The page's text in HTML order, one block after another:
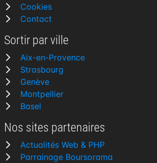
Cookies
Contact
Sortir par ville
Aix-en-Provence
Strasbourg
Genève
Montpellier
Basel
Nos sites partenaires
Actualités Web & PHP
Parrainage Boursorama